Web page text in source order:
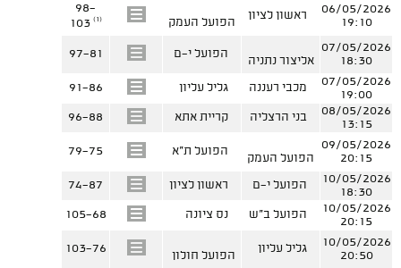
06/05/2026
19:10
ראשון לציון
הפועל העמק
98-
103 (1)
07/05/2026
18:30
אליצור נתניה
הפועל י-ם 97-81
07/05/2026
19:00
מכבי רעננה גליל עליון
91-86
08/05/2026
13:15
בני הרצליה קריית אתא 96-88
09/05/2026
20:15
הפועל העמק
הפועל ת"א 79-75
10/05/2026
18:30
הפועל י-ם ראשון לציון
74-87
10/05/2026
20:15
הפועל ב"ש נס ציונה 105-68
10/05/2026
20:50
גליל עליון
הפועל חולון
103-76